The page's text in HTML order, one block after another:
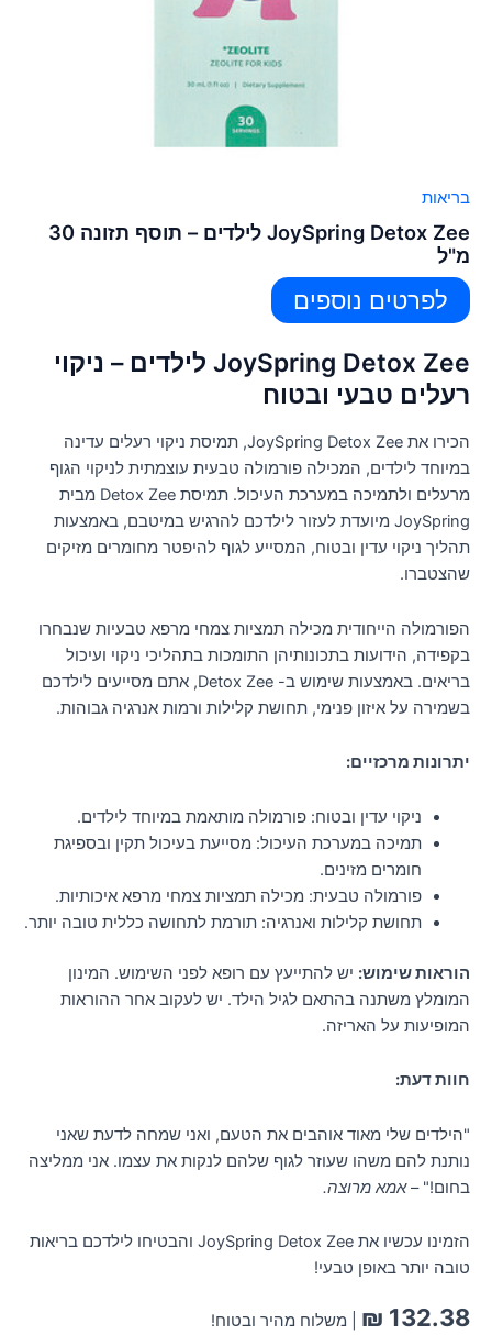
בריאות
JoySpring Detox Zee לילדים – תוסף תזונה 30
מ"ל
לפרטים נוספים
JoySpring Detox Zee לילדים – ניקוי
רעלים טבעי ובטוח
הכירו את JoySpring Detox Zee, תמיסת ניקוי רעלים עדינה
במיוחד לילדים, המכילה פורמולה טבעית עוצמתית לניקוי הגוף
מרעלים ולתמיכה במערכת העיכול. תמיסת Detox Zee מבית
JoySpring מיועדת לעזור לילדכם להרגיש במיטבם, באמצעות
תהליך ניקוי עדין ובטוח, המסייע לגוף להיפטר מחומרים מזיקים
שהצטברו.
הפורמולה הייחודית מכילה תמציות צמחי מרפא טבעיות שנבחרו
בקפידה, הידועות בתכונותיהן התומכות בתהליכי ניקוי ועיכול
בריאים. באמצעות שימוש ב- Detox Zee, אתם מסייעים לילדכם
בשמירה על איזון פנימי, תחושת קלילות ורמות אנרגיה גבוהות.
יתרונות מרכזיים:
ניקוי עדין ובטוח: פורמולה מותאמת במיוחד לילדים.
תמיכה במערכת העיכול: מסייעת בעיכול תקין ובספיגת
חומרים מזינים.
פורמולה טבעית: מכילה תמציות צמחי מרפא איכותיות.
תחושת קלילות ואנרגיה: תורמת לתחושה כללית טובה יותר.
הוראות שימוש: יש להתייעץ עם רופא לפני השימוש. המינון
המומלץ משתנה בהתאם לגיל הילד. יש לעקוב אחר ההוראות
המופיעות על האריזה.
חוות דעת:
"הילדים שלי מאוד אוהבים את הטעם, ואני שמחה לדעת שאני
נותנת להם משהו שעוזר לגוף שלהם לנקות את עצמו. אני ממליצה
בחום!" –אמא מרוצה.
הזמינו עכשיו את JoySpring Detox Zee והבטיחו לילדכם בריאות
טובה יותר באופן טבעי!
₪ 132.38 | משלוח מהיר ובטוח!